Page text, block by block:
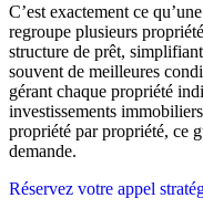
C’est exactement ce
regroupe plusieurs
structure de prêt,
souvent de meilleures
gérant chaque propriété
investissements
propriété par propriété, ce
demande.
Réservez votre appel